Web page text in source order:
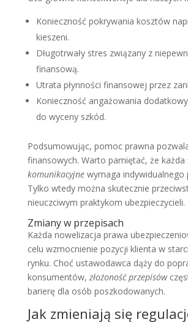
Konieczność pokrywania kosztów
kieszeni.
Długotrwały stres związany z
finansową.
Utrata płynności finansowej przez
Konieczność angażowania
do wyceny szkód.
Podsumowując, pomoc prawna
finansowych. Warto pamiętać, że każda
komunikacyjnewymaga indywidualnego
Tylko wtedy można skutecznie
nieuczciwym praktykom ubezpieczycieli.
Zmiany w przepisach
Każda nowelizacja prawa
celu wzmocnienie pozycji klienta w
rynku. Choć ustawodawca dąży do
konsumentów, złożoność przepisów
barierę dla osób poszkodowanych.
Jak zmieniają się